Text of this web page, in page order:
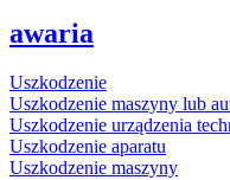
awaria
Uszkodzenie
Uszkodzenie maszyny lub
Uszkodzenie urządzenia
Uszkodzenie aparatu
Uszkodzenie maszyny